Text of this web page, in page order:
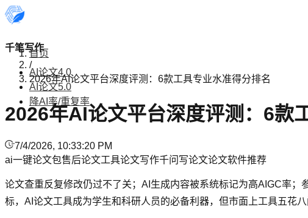
千笔写作
AI论文4.0
AI论文5.0
降AI率/重复率
首页
/
2026年AI论文平台深度评测：6款工具专业水准得分排名
2026年AI论文平台深度评测：6款
7/4/2026, 10:33:20 PM
ai一键论文包售后论文工具论文写作千问写论文论文软件推荐
论文查重反复修改仍过不了关；AI生成内容被系统标记为高AIGC率
标，AI论文工具成为学生和科研人员的必备利器，但市面上工具五花